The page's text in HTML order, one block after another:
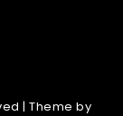
| Theme by